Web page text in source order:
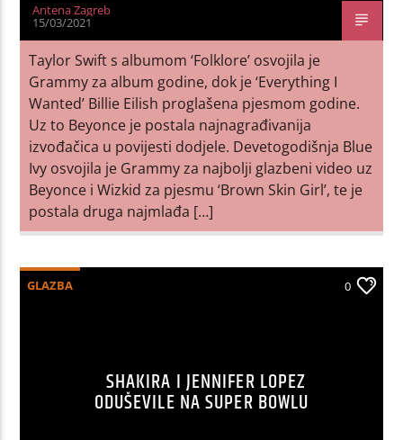
Antena Zagreb
15/03/2021
Taylor Swift s albumom ‘Folklore’ osvojila je
Grammy za album godine, dok je ‘Everything I
Wanted’ Billie Eilish proglašena pjesmom godine.
Uz to Beyonce je postala najnagrađivanija
izvođačica u povijesti dodjele. Devetogodišnja Blue
Ivy osvojila je Grammy za najbolji glazbeni video uz
Beyonce i Wizkid za pjesmu ‘Brown Skin Girl’, te je
postala druga najmlađa […]
GLAZBA 0
SHAKIRA I JENNIFER LOPEZ
ODUŠEVILE NA SUPER BOWLU